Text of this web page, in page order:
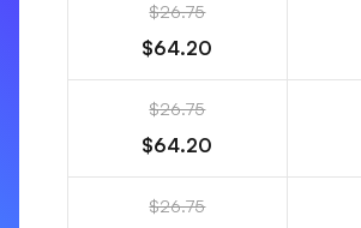
$26.75
$64.20
$26.75
$64.20
$26.75